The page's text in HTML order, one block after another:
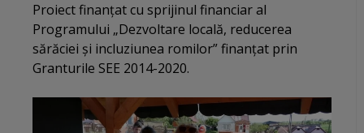
Proiect finanțat cu sprijinul financiar al
Programului „Dezvoltare locală, reducerea
sărăciei și incluziunea romilor” finanțat prin
Granturile SEE 2014-2020.